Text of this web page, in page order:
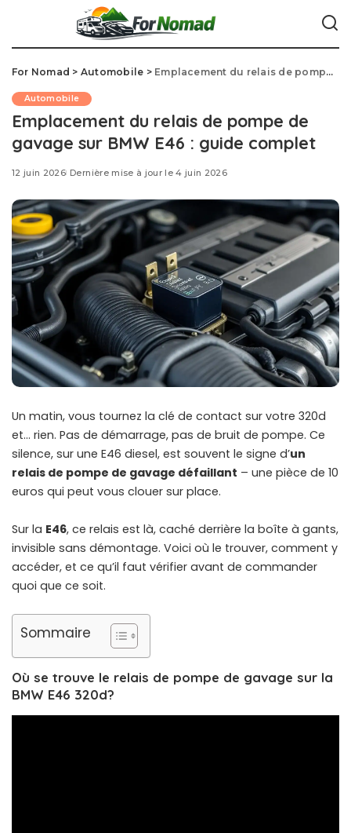
For Nomad > Automobile > Emplacement du relais de pompe de gavage sur BMW E46 : guide complet
Automobile
Emplacement du relais de pompe de
gavage sur BMW E46 : guide complet
12 juin 2026 Dernière mise à jour le 4 juin 2026
Un matin, vous tournez la clé de contact sur votre 320d
et… rien. Pas de démarrage, pas de bruit de pompe. Ce
silence, sur une E46 diesel, est souvent le signe d’un
relais de pompe de gavage défaillant – une pièce de 10
euros qui peut vous clouer sur place.
Sur la E46, ce relais est là, caché derrière la boîte à gants,
invisible sans démontage. Voici où le trouver, comment y
accéder, et ce qu’il faut vérifier avant de commander
quoi que ce soit.
Sommaire
Où se trouve le relais de pompe de gavage sur la
BMW E46 320d?